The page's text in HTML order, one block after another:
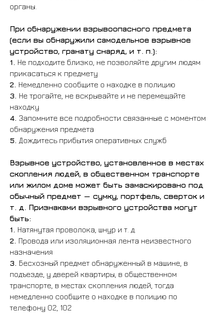
органы.
При обнаружении взрывоопасного предмета
(если вы обнаружили самодельное взрывное
устройство, гранату снаряд, и т. п.):
1. Не подходите близко, не позволяйте другим людям
прикасаться к предмету
2. Немедленно сообщите о находке в полицию
3. Не трогайте, не вскрывайте и не перемещайте
находку
4. Запомните все подробности связанные с моментом
обнаружения предмета
5. Дождитесь прибытия оперативных служб
Взрывное устройство, установленное в местах
скопления людей, в общественном транспорте
или жилом доме может быть замаскировано под
обычный предмет — сумку, портфель, сверток и
т. д. Признаками взрывного устройства могут
быть:
1. Натянутая проволока, шнур и т. д.
2. Провода или изоляционная лента неизвестного
назначения
3. Бесхозный предмет обнаруженный в машине, в
подъезде, у дверей квартиры, в общественном
транспорте, в местах скопления людей, тогда
немедленно сообщите о находке в полицию по
телефону 02, 102